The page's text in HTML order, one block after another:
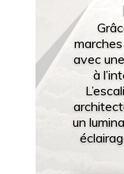
avec
à
un